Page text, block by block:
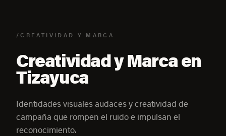
/CREATIVIDAD Y MARCA
Creatividad y Marca en
Tizayuca
Identidades visuales audaces y creatividad de
campaña que rompen el ruido e impulsan el
reconocimiento.